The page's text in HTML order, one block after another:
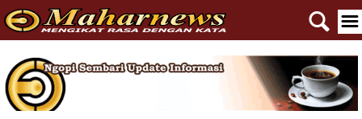
Home
Reportase
☰
🔍